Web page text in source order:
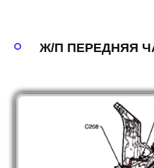
Ж/П ПЕРЕДНЯЯ